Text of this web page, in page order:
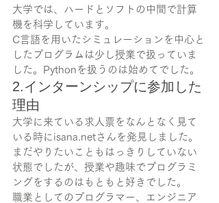
大学では、ハードとソフトの中間で計算
機を科学しています。
C言語を用いたシミュレーションを中心と
したプログラムは少し授業で扱っていま
した。Pythonを扱うのは始めてでした。
2.インターンシップに参加した
理由
大学に来ている求人票をなんとなく見て
いる時にisana.netさんを発見しました。
まだやりたいこともはっきりしていない
状態でしたが、授業や趣味でプログラミ
ングをするのはもともと好きでした。
職業としてのプログラマー、エンジニア